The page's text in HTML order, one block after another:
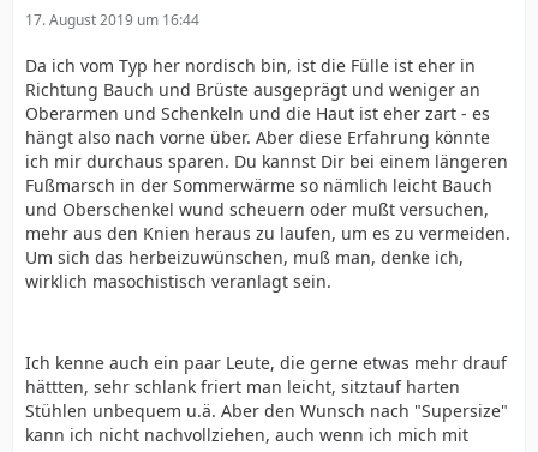
17. August 2019 um 16:44
Da ich vom Typ her nordisch bin, ist die Fülle ist eher in
Richtung Bauch und Brüste ausgeprägt und weniger an
Oberarmen und Schenkeln und die Haut ist eher zart - es
hängt also nach vorne über. Aber diese Erfahrung könnte
ich mir durchaus sparen. Du kannst Dir bei einem längeren
Fußmarsch in der Sommerwärme so nämlich leicht Bauch
und Oberschenkel wund scheuern oder mußt versuchen,
mehr aus den Knien heraus zu laufen, um es zu vermeiden.
Um sich das herbeizuwünschen, muß man, denke ich,
wirklich masochistisch veranlagt sein.
Ich kenne auch ein paar Leute, die gerne etwas mehr drauf
hättten, sehr schlank friert man leicht, sitztauf harten
Stühlen unbequem u.ä. Aber den Wunsch nach "Supersize"
kann ich nicht nachvollziehen, auch wenn ich mich mit